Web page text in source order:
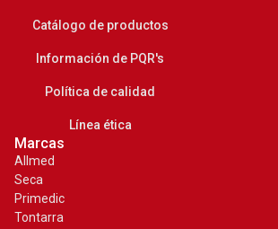
Catálogo de productos
Información de PQR's
Política de calidad
Línea ética
Marcas
Allmed
Seca
Primedic
Tontarra